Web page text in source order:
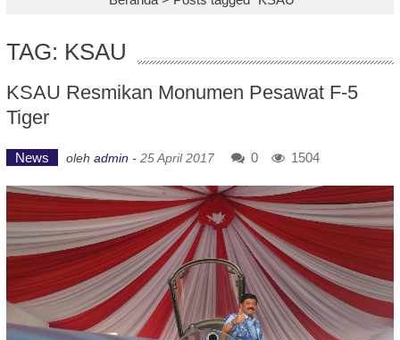
TAG: KSAU
KSAU Resmikan Monumen Pesawat F-5
Tiger
News oleh admin - 25 April 2017 0 1504